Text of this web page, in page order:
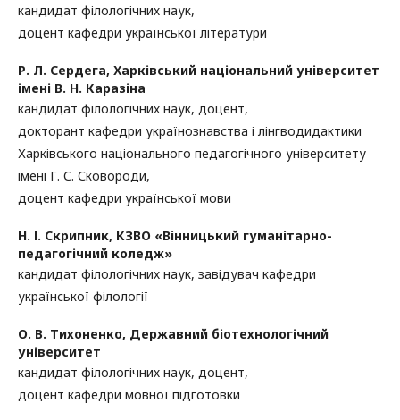
кандидат філологічних наук,
доцент кафедри української літератури
Р. Л. Сердега, Харківський національний університет
імені В. Н. Каразіна
кандидат філологічних наук, доцент,
докторант кафедри українознавства і лінгводидактики
Харківського національного педагогічного університету
імені Г. С. Сковороди,
доцент кафедри української мови
Н. І. Скрипник, КЗВО «Вінницький гуманітарно-
педагогічний коледж»
кандидат філологічних наук, завідувач кафедри
української філології
О. В. Тихоненко, Державний біотехнологічний
університет
кандидат філологічних наук, доцент,
доцент кафедри мовної підготовки